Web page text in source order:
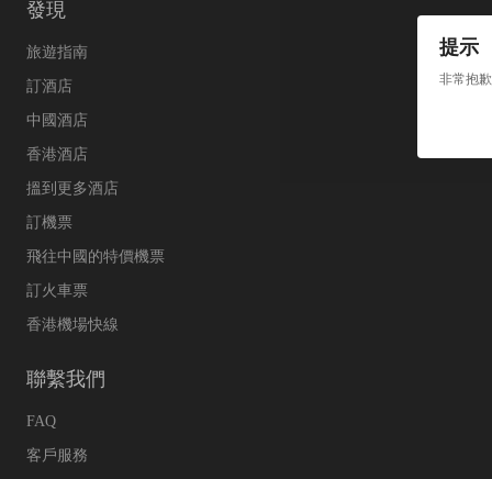
提示
非常抱
發現
旅遊指南
訂酒店
中國酒店
香港酒店
搵到更多酒店
訂機票
飛往中國的特價機票
訂火車票
香港機場快線
聯繫我們
FAQ
客戶服務